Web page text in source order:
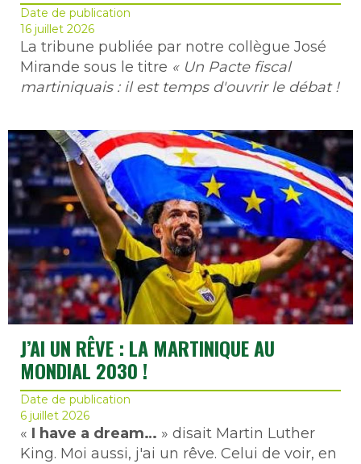
Date de publication
16 juillet 2026
La tribune publiée par notre collègue José
Mirande sous le titre « Un Pacte fiscal
martiniquais : il est temps d'ouvrir le débat !
J’AI UN RÊVE : LA MARTINIQUE AU
MONDIAL 2030 !
Date de publication
6 juillet 2026
« I have a dream… » disait Martin Luther
King. Moi aussi, j'ai un rêve. Celui de voir, en